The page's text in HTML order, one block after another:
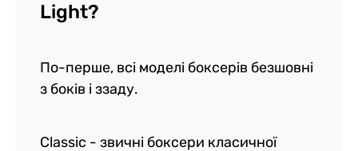
Light?
По-перше, всі моделі боксерів безшовні
з боків і ззаду.
Classic - звичні боксери класичної